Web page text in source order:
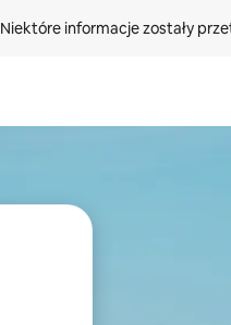
Niektóre informacje zostały